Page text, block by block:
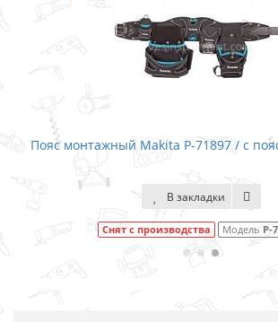
Пояс монтажный Makita P-71897 / с
В закладки
Снят с производства Модель P-